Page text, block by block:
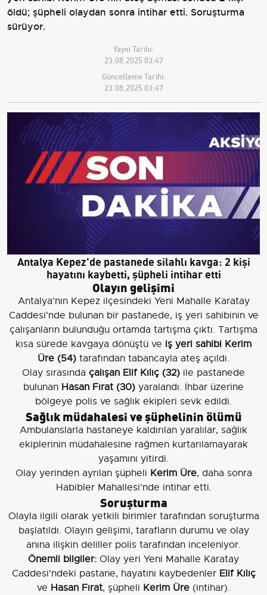
öldü; şüpheli olaydan sonra intihar etti. Soruşturma
sürüyor.
Yayın Tarihi:
23.08.2025 03:47
Güncelleme Tarihi:
23.08.2025 03:47
Antalya Kepez'de pastanede silahlı kavga: 2 kişi
hayatını kaybetti, şüpheli intihar etti
Olayın gelişimi
Antalya'nın Kepez ilçesindeki Yeni Mahalle Karatay
Caddesi'nde bulunan bir pastanede, iş yeri sahibinin ve
çalışanların bulunduğu ortamda tartışma çıktı. Tartışma
kısa sürede kavgaya dönüştü ve iş yeri sahibi Kerim
Üre (54) tarafından tabancayla ateş açıldı.
Olay sırasında çalışan Elif Kılıç (32) ile pastanede
bulunan Hasan Fırat (30) yaralandı. İhbar üzerine
bölgeye polis ve sağlık ekipleri sevk edildi.
Sağlık müdahalesi ve şüphelinin ölümü
Ambulanslarla hastaneye kaldırılan yaralılar, sağlık
ekiplerinin müdahalesine rağmen kurtarılamayarak
yaşamını yitirdi.
Olay yerinden ayrılan şüpheli Kerim Üre, daha sonra
Habibler Mahallesi'nde intihar etti.
Soruşturma
Olayla ilgili olarak yetkili birimler tarafından soruşturma
başlatıldı. Olayın gelişimi, tarafların durumu ve olay
anına ilişkin deliller polis tarafından inceleniyor.
Önemli bilgiler: Olay yeri Yeni Mahalle Karatay
Caddesi'ndeki pastane, hayatını kaybedenler Elif Kılıç
ve Hasan Fırat, şüpheli Kerim Üre (intihar).